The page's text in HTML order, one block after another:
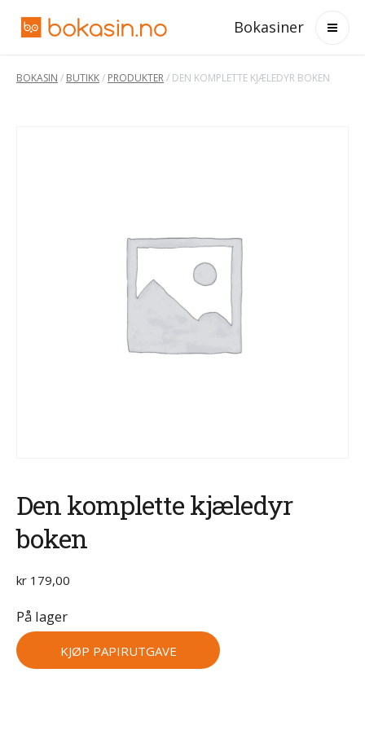
Bokasiner
BOKASIN / BUTIKK/ PRODUKTER/ DEN KOMPLETTE KJÆLEDYR BOKEN
Den komplette kjæledyr
boken
kr 179,00
På lager
KJØP PAPIRUTGAVE